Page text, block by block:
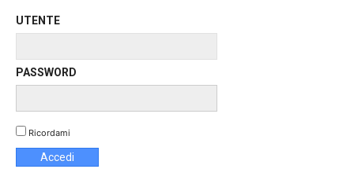
UTENTE
PASSWORD
Ricordami